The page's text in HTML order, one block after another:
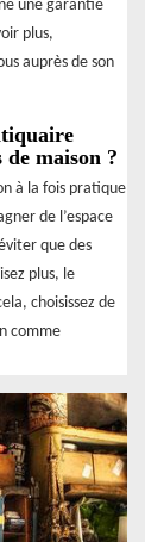
une garantie
plus,
auprès de son
maison ?
à la fois pratique
de l’espace
que des
plus, le
choisissez de
comme